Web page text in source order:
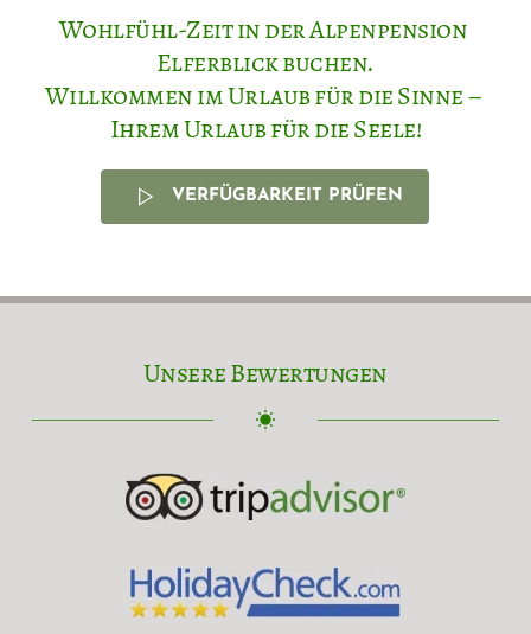
Wohlfühl-Zeit in der Alpenpension
Elferblick buchen.
Willkommen im Urlaub für die Sinne –
Ihrem Urlaub für die Seele!
VERFÜGBARKEIT PRÜFEN
Unsere Bewertungen